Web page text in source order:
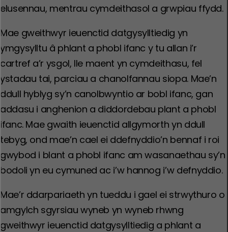
elusennau, mentrau cymdeithasol a grwpiau ffydd.
Mae gweithwyr ieuenctid datgysylltiedig yn
ymgysylltu â phlant a phobl ifanc y tu allan i’r
cartref a’r ysgol, lle maent yn cymdeithasu, fel
ystadau tai, parciau a chanolfannau siopa. Mae’n
ddull hyblyg sy’n canolbwyntio ar bobl ifanc, gan
addasu i anghenion a diddordebau plant a phobl
ifanc. Mae gwaith ieuenctid allgymorth yn ddull
tebyg, ond mae’n cael ei ddefnyddio’n bennaf i roi
gwybod i blant a phobl ifanc am wasanaethau sy’n
bodoli yn eu cymuned ac i’w hannog i’w defnyddio.
Mae’r ddarpariaeth yn tueddu i gael ei strwythuro o
amgylch sgyrsiau wyneb yn wyneb rhwng
gweithwyr ieuenctid datgysylltiedig a phlant a